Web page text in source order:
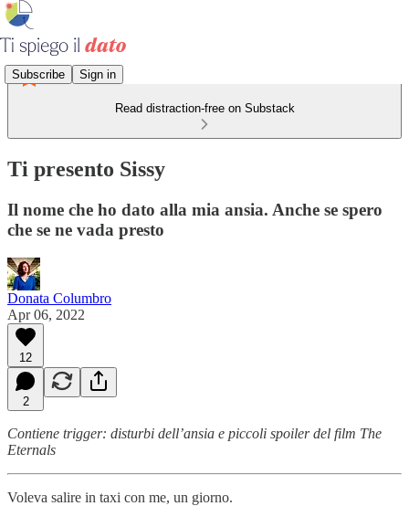
Subscribe Sign in
Read distraction-free on Substack
Ti presento Sissy
Il nome che ho dato alla mia ansia. Anche se spero
che se ne vada presto
Donata Columbro
Apr 06, 2022
12
2
Contiene trigger: disturbi dell’ansia e piccoli spoiler del film The
Eternals
Voleva salire in taxi con me, un giorno.